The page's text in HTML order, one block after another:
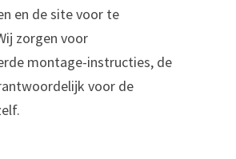
en de site voor te
zorgen voor
montage-instructies, de
voor de